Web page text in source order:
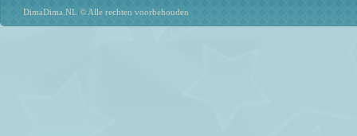
DimaDima.NL © Alle rechten voorbehouden